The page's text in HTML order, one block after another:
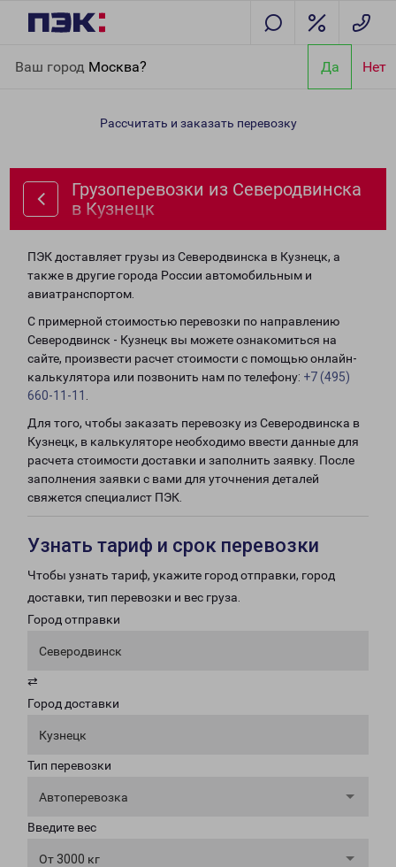
Ваш город Москва? Да Нет
Кузнецк
Рассчитать и заказать перевозку
Грузоперевозки из Северодвинска
в Кузнецк
ПЭК доставляет грузы из Северодвинска в Кузнецк, а
также в другие города России автомобильным и
авиатранспортом.
С примерной стоимостью перевозки по направлению
Северодвинск - Кузнецк вы можете ознакомиться на
сайте, произвести расчет стоимости с помощью онлайн-
калькулятора или позвонить нам по телефону: +7 (495)
660-11-11
Для того, чтобы заказать перевозку из Северодвинска в
Кузнецк, в калькуляторе необходимо ввести данные для
расчета стоимости доставки и заполнить заявку. После
заполнения заявки с вами для уточнения деталей
свяжется специалист ПЭК.
Узнать тариф и срок перевозки
Чтобы узнать тариф, укажите город отправки, город
доставки, тип перевозки и вес груза.
Город отправки
Северодвинск
⇄
Город доставки
Кузнецк
Тип перевозки
Автоперевозка
Введите вес
От 3000 кг